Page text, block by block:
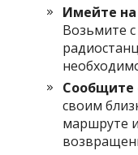
Имейте на
Возьмите
Сообщите
своим
маршруте